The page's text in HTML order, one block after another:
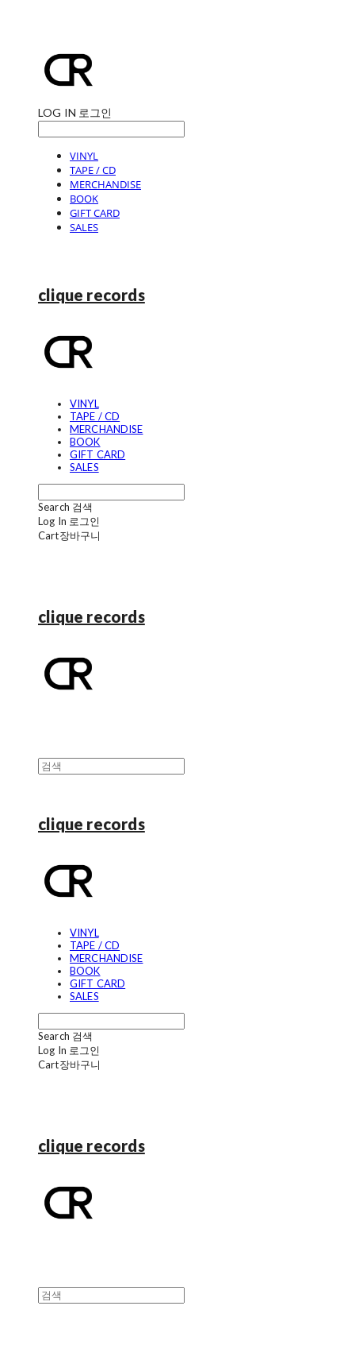
LOG IN 로그인
VINYL
TAPE / CD
MERCHANDISE
BOOK
GIFT CARD
SALES
clique records
VINYL
TAPE / CD
MERCHANDISE
BOOK
GIFT CARD
SALES
Search 검색
Log In 로그인
Cart장바구니
clique records
clique records
VINYL
TAPE / CD
MERCHANDISE
BOOK
GIFT CARD
SALES
Search 검색
Log In 로그인
Cart장바구니
clique records